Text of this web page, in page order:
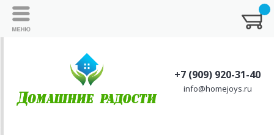
+7 (909) 920-31-40
info@homejoys.ru